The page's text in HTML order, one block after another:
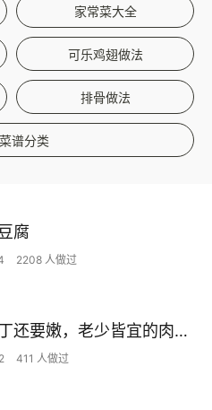
家常菜大全
可乐鸡翅做法
排骨做法
谱分类
腐
2208 人做过
比布丁还要嫩，老少皆宜的肉沫蒸蛋
411 人做过